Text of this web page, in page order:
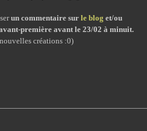
un commentaire sur le blog et/ou
première avant le 23/02 à minuit.
créations :0)